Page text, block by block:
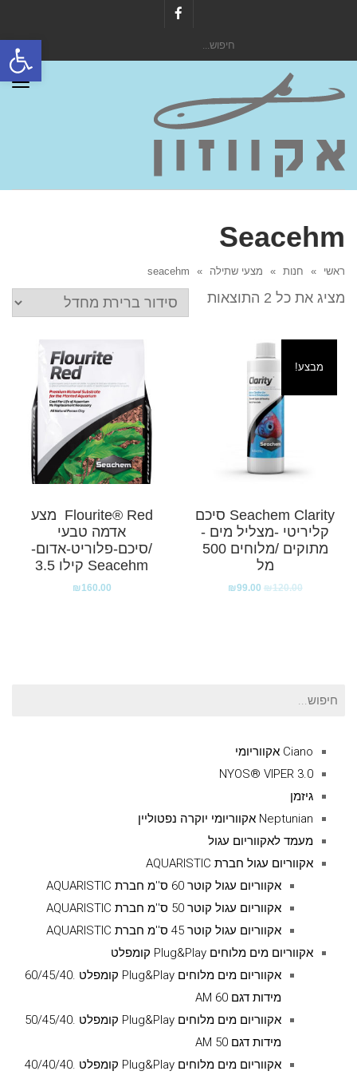
פתח
Seacehm
ראשי » חנות » מצעי שתילה »
seacehm
מציג את כל 2 התוצאות
מבצע!
Seachem Clarity סיכם
קליריטי -מצליל מים -
מתוקים /מלוחים 500
מל
₪120.00
₪99.00
Flourite® Red מצע
אדמה טבעי
/סיכם-פלוריט-אדום-
Seacehm קילו 3.5
₪160.00
חיפוש
Ciano אקווריומי
NYOS® VIPER 3.0
גיזמן
Neptunian אקווריומי יוקרה נפטוליין
מעמד לאקווריום עגול
אקווריום עגול חברת AQUARISTIC
אקווריום עגול קוטר 60 ס''מ חברת AQUARISTIC
אקווריום עגול קוטר 50 ס''מ חברת AQUARISTIC
אקווריום עגול קוטר 45 ס''מ חברת AQUARISTIC
אקווריום מים מלוחים Plug&Play קומפלט
אקווריום מים מלוחים Plug&Play קומפלט .60/45/40
מידות דגם AM 60
אקווריום מים מלוחים Plug&Play קומפלט .50/45/40
מידות דגם AM 50
אקווריום מים מלוחים Plug&Play קומפלט .40/40/40